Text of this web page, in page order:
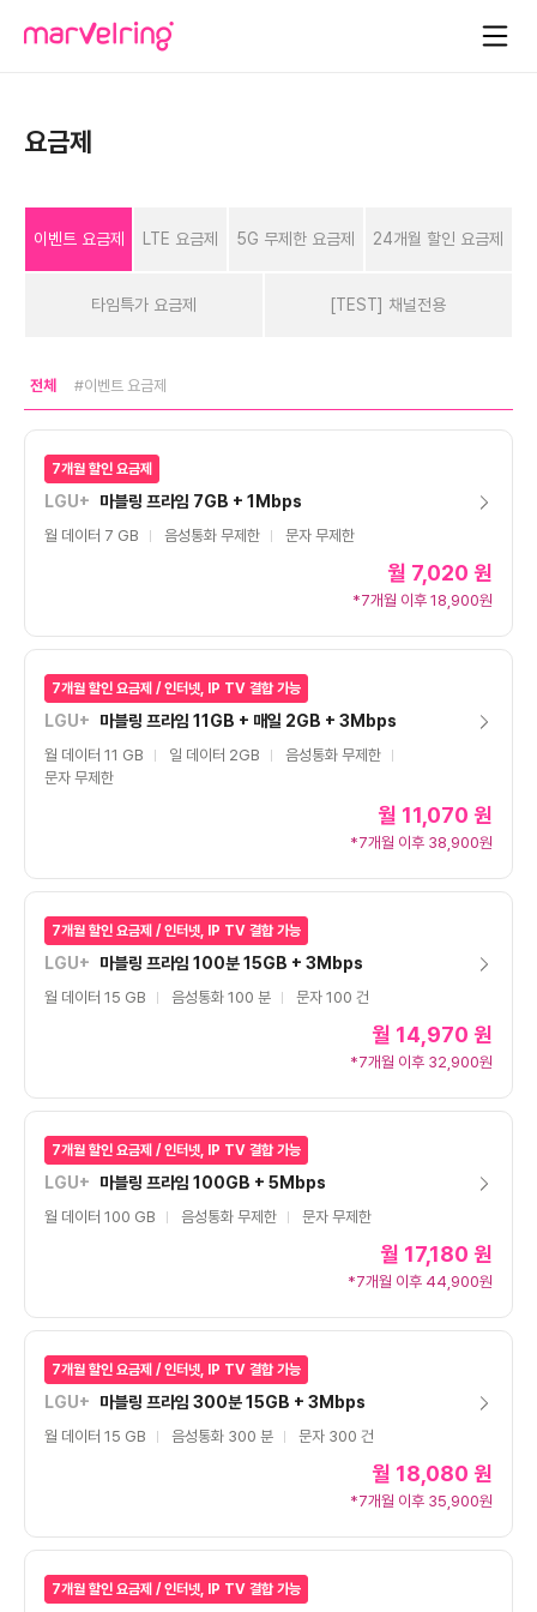
요금제
이벤트 요금제 LTE 요금제 5G 무제한 요금제 24개월 할인 요금제
타임특가 요금제 [TEST] 채널전용
전체 #이벤트 요금제
7개월 할인 요금제
LGU+ 마블링 프라임 7GB + 1Mbps
월 데이터 7 GB 음성통화 무제한 문자 무제한
월 7,020 원
*7개월 이후 18,900원
7개월 할인 요금제 / 인터넷, IP TV 결합 가능
LGU+ 마블링 프라임 11GB + 매일 2GB + 3Mbps
월 데이터 11 GB 일 데이터 2GB
음성통화 무제한
문자 무제한
월 11,070 원
*7개월 이후 38,900원
7개월 할인 요금제 / 인터넷, IP TV 결합 가능
LGU+ 마블링 프라임 100분 15GB + 3Mbps
월 데이터 15 GB 음성통화 100 분 문자 100 건
월 14,970 원
*7개월 이후 32,900원
7개월 할인 요금제 / 인터넷, IP TV 결합 가능
LGU+ 마블링 프라임 100GB + 5Mbps
월 데이터 100 GB 음성통화 무제한 문자 무제한
월 17,180 원
*7개월 이후 44,900원
7개월 할인 요금제 / 인터넷, IP TV 결합 가능
LGU+ 마블링 프라임 300분 15GB + 3Mbps
월 데이터 15 GB 음성통화 300 분 문자 300 건
월 18,080 원
*7개월 이후 35,900원
7개월 할인 요금제 / 인터넷, IP TV 결합 가능